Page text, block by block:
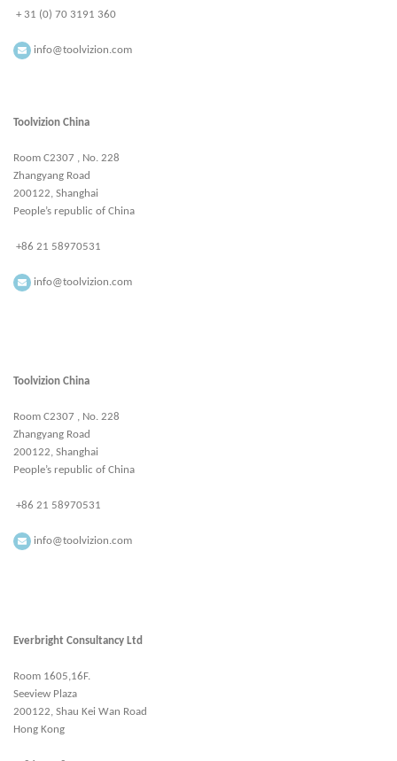
+ 31 (0) 70 3191 360
info@toolvizion.com
Toolvizion China
Room C2307 , No. 228
Zhangyang Road
200122, Shanghai
People’s republic of China
+86 21 58970531
info@toolvizion.com
Toolvizion China
Room C2307 , No. 228
Zhangyang Road
200122, Shanghai
People’s republic of China
+86 21 58970531
info@toolvizion.com
Everbright Consultancy Ltd
Room 1605,16F.
Seeview Plaza
200122, Shau Kei Wan Road
Hong Kong